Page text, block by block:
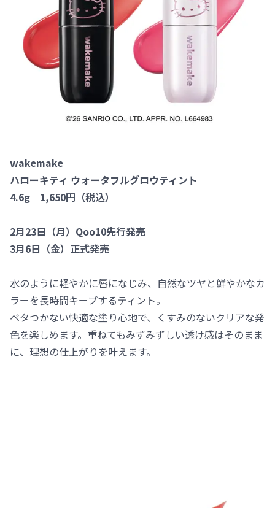
wakemake
ハローキティ ウォータフルグロウティント
4.6g 1,650円（税込）
2月23日（月）Qoo10先行発売
3月6日（金）正式発売
水のように軽やかに唇になじみ、自然なツヤと鮮やかなカ
ラーを長時間キープするティント。
ベタつかない快適な塗り心地で、くすみのないクリアな発
色を楽しめます。重ねてもみずみずしい透け感はそのまま
に、理想の仕上がりを叶えます。